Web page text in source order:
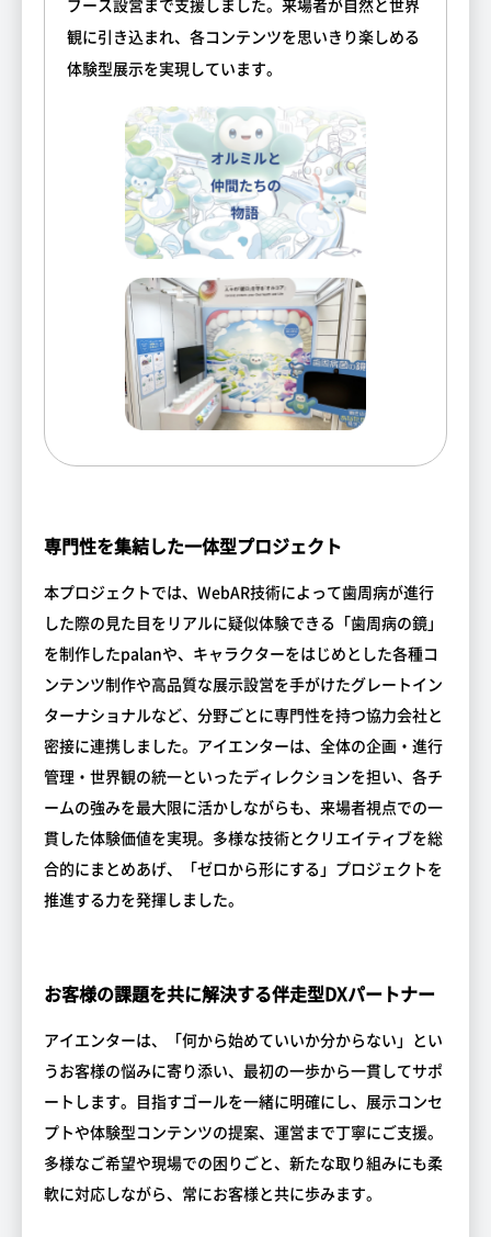
ブース設営まで支援しました。来場者が自然と世界
観に引き込まれ、各コンテンツを思いきり楽しめる
体験型展示を実現しています。
専門性を集結した一体型プロジェクト
本プロジェクトでは、WebAR技術によって歯周病が進行
した際の見た目をリアルに疑似体験できる「歯周病の鏡」
を制作したpalanや、キャラクターをはじめとした各種コ
ンテンツ制作や高品質な展示設営を手がけたグレートイン
ターナショナルなど、分野ごとに専門性を持つ協力会社と
密接に連携しました。アイエンターは、全体の企画・進行
管理・世界観の統一といったディレクションを担い、各チ
ームの強みを最大限に活かしながらも、来場者視点での一
貫した体験価値を実現。多様な技術とクリエイティブを総
合的にまとめあげ、「ゼロから形にする」プロジェクトを
推進する力を発揮しました。
お客様の課題を共に解決する伴走型DXパートナー
アイエンターは、「何から始めていいか分からない」とい
うお客様の悩みに寄り添い、最初の一歩から一貫してサポ
ートします。目指すゴールを一緒に明確にし、展示コンセ
プトや体験型コンテンツの提案、運営まで丁寧にご支援。
多様なご希望や現場での困りごと、新たな取り組みにも柔
軟に対応しながら、常にお客様と共に歩みます。